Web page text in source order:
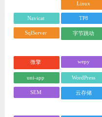
Linux
Navicat TP8
SqlServer 字节跳动
微擎 wepy
uni-app WordPress
SEM 云存储